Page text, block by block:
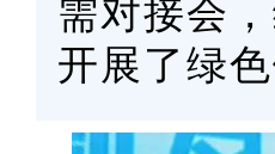
需对接会
开展了绿